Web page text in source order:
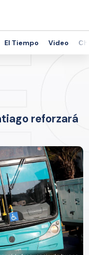
El Tiempo Video
reforzará